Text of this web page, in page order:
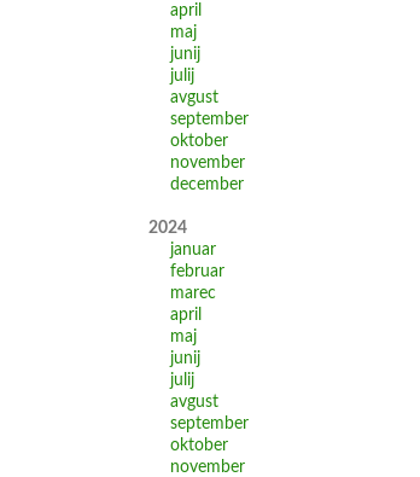
april
maj
junij
julij
avgust
september
oktober
november
december
2024
januar
februar
marec
april
maj
junij
julij
avgust
september
oktober
november